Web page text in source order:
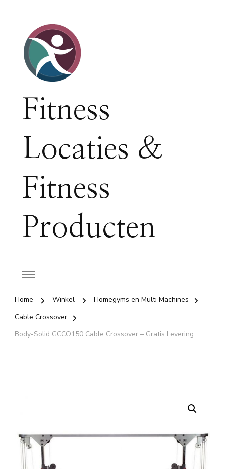
Fitness
Locaties &
Fitness
Producten
Home Winkel
Homegyms en Multi Machines
Cable Crossover
Body-Solid GCCO150 Cable Crossover – Gratis Levering